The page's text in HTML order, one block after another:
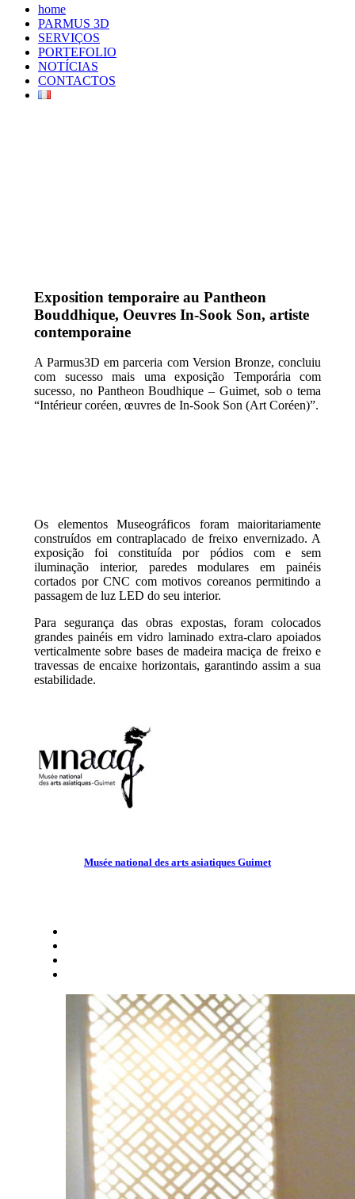
home
PARMUS 3D
SERVIÇOS
PORTEFOLIO
NOTÍCIAS
CONTACTOS
Exposition temporaire au Pantheon
Bouddhique, Oeuvres In-Sook Son, artiste
contemporaine
A Parmus3D em parceria com Version Bronze, concluiu
com sucesso mais uma exposição Temporária com
sucesso, no Pantheon Boudhique – Guimet, sob o tema
“Intérieur coréen, œuvres de In-Sook Son (Art Coréen)”.
Os elementos Museográficos foram maioritariamente
construídos em contraplacado de freixo envernizado. A
exposição foi constituída por pódios com e sem
iluminação interior, paredes modulares em painéis
cortados por CNC com motivos coreanos permitindo a
passagem de luz LED do seu interior.
Para segurança das obras expostas, foram colocados
grandes painéis em vidro laminado extra-claro apoiados
verticalmente sobre bases de madeira maciça de freixo e
travessas de encaixe horizontais, garantindo assim a sua
estabilidade.
Musée national des arts asiatiques Guimet